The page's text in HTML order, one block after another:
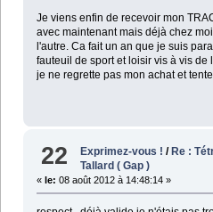
Je viens enfin de recevoir mon
avec maintenant mais déjà chez
l'autre. Ca fait un an que je suis
fauteuil de sport et loisir vis à vis de
je ne regrette pas mon achat et
22 Exprimez-vous ! /Re :
Tallard ( Gap )
« le: 08 août 2012 à 14:48:14 »